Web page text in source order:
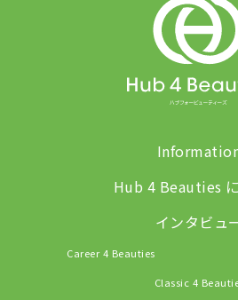
Hub 4 Beauties
インタビュ
Career 4 Beauties
Classic 4